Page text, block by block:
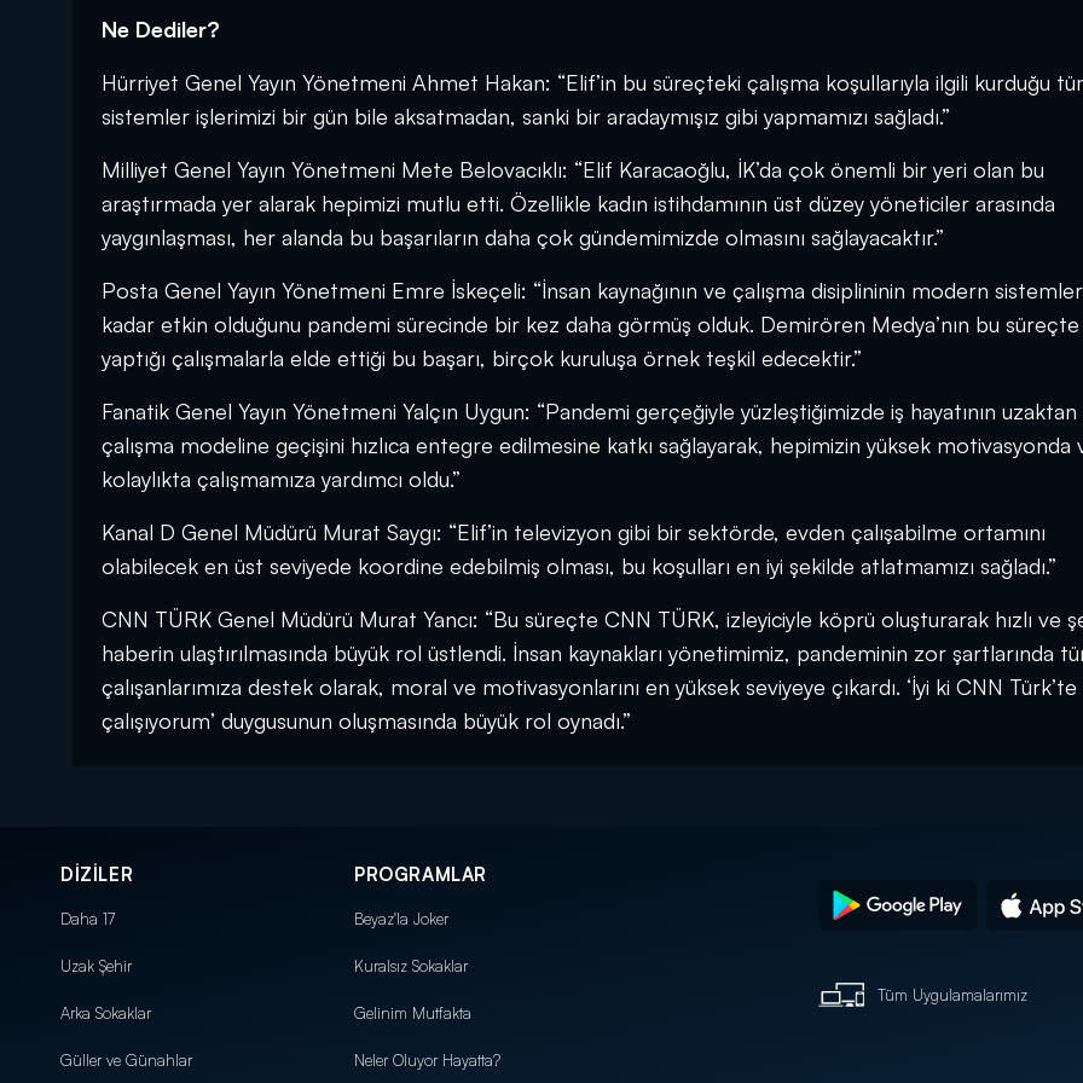
Ne Dediler?
Hürriyet Genel Yayın Yönetmeni Ahmet Hakan: “Elif’in bu süreçteki çalışma koşullarıyla ilgili kurduğu
sistemler işlerimizi bir gün bile aksatmadan, sanki bir aradaymışız gibi yapmamızı sağladı.”
Milliyet Genel Yayın Yönetmeni Mete Belovacıklı: “Elif Karacaoğlu, İK’da çok önemli bir yeri olan bu
araştırmada yer alarak hepimizi mutlu etti. Özellikle kadın istihdamının üst düzey yöneticiler arasında
yaygınlaşması, her alanda bu başarıların daha çok gündemimizde olmasını sağlayacaktır.”
Posta Genel Yayın Yönetmeni Emre İskeçeli: “İnsan kaynağının ve çalışma disiplininin modern
kadar etkin olduğunu pandemi sürecinde bir kez daha görmüş olduk. Demirören Medya’nın bu süreçte
yaptığı çalışmalarla elde ettiği bu başarı, birçok kuruluşa örnek teşkil edecektir.”
Fanatik Genel Yayın Yönetmeni Yalçın Uygun: “Pandemi gerçeğiyle yüzleştiğimizde iş hayatının uzaktan
çalışma modeline geçişini hızlıca entegre edilmesine katkı sağlayarak, hepimizin yüksek motivasyonda
kolaylıkta çalışmamıza yardımcı oldu.”
Kanal D Genel Müdürü Murat Saygı: “Elif’in televizyon gibi bir sektörde, evden çalışabilme ortamını
olabilecek en üst seviyede koordine edebilmiş olması, bu koşulları en iyi şekilde atlatmamızı sağladı.”
CNN TÜRK Genel Müdürü Murat Yancı: “Bu süreçte CNN TÜRK, izleyiciyle köprü oluşturarak hızlı ve
haberin ulaştırılmasında büyük rol üstlendi. İnsan kaynakları yönetimimiz, pandeminin zor şartlarında
çalışanlarımıza destek olarak, moral ve motivasyonlarını en yüksek seviyeye çıkardı. ‘İyi ki CNN Türk’te
çalışıyorum’ duygusunun oluşmasında büyük rol oynadı.”
DİZİLER
Daha 17
Uzak Şehir
Arka Sokaklar
Güller ve Günahlar
PROGRAMLAR
Beyaz'la Joker
Kuralsız Sokaklar
Gelinim Mutfakta
Neler Oluyor Hayatta?
Tüm Uygulamalarımız